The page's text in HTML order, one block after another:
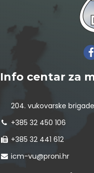
Info centar za
204. vukovarske
+385 32 450 106
+385 32 441 612
icm-vu@proni.hr